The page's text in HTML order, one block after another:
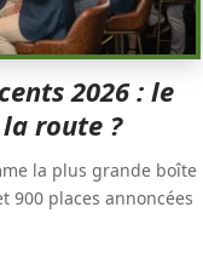
2026 : le
route ?
la plus grande boîte
900 places annoncées